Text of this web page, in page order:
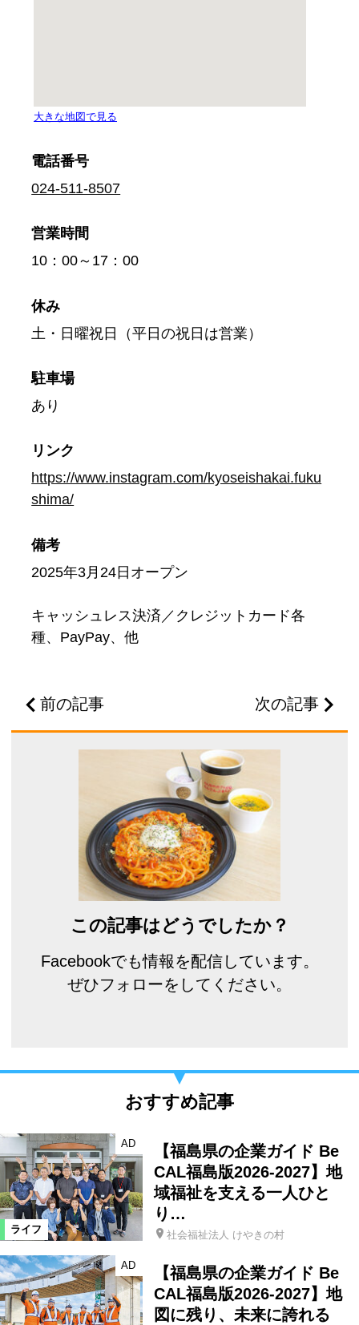
電話番号
024-511-8507
営業時間
10：00～17：00
休み
土・日曜祝日（平日の祝日は営業）
駐車場
あり
リンク
https://www.instagram.com/kyoseishakai.fuku
shima/
備考
2025年3月24日オープン
キャッシュレス決済／クレジットカード各
種、PayPay、他
前の記事 次の記事
この記事はどうでしたか？
Facebookでも情報を配信しています。
ぜひフォローをしてください。
おすすめ記事
ライフ
AD
【福島県の企業ガイド Be
CAL福島版2026-2027】地
域福祉を支える一人ひと
り…
社会福祉法人 けやきの村
AD
【福島県の企業ガイド Be
CAL福島版2026-2027】地
図に残り、未来に誇れる